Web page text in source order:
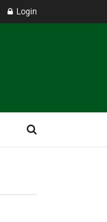
Login